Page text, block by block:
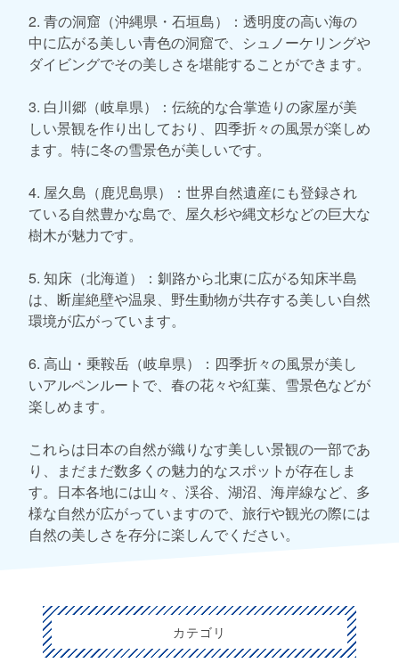
2. 青の洞窟（沖縄県・石垣島）：透明度の高い海の
中に広がる美しい青色の洞窟で、シュノーケリングや
ダイビングでその美しさを堪能することができます。
3. 白川郷（岐阜県）：伝統的な合掌造りの家屋が美
しい景観を作り出しており、四季折々の風景が楽しめ
ます。特に冬の雪景色が美しいです。
4. 屋久島（鹿児島県）：世界自然遺産にも登録され
ている自然豊かな島で、屋久杉や縄文杉などの巨大な
樹木が魅力です。
5. 知床（北海道）：釧路から北東に広がる知床半島
は、断崖絶壁や温泉、野生動物が共存する美しい自然
環境が広がっています。
6. 高山・乗鞍岳（岐阜県）：四季折々の風景が美し
いアルペンルートで、春の花々や紅葉、雪景色などが
楽しめます。
これらは日本の自然が織りなす美しい景観の一部であ
り、まだまだ数多くの魅力的なスポットが存在しま
す。日本各地には山々、渓谷、湖沼、海岸線など、多
様な自然が広がっていますので、旅行や観光の際には
自然の美しさを存分に楽しんでください。
カテゴリ